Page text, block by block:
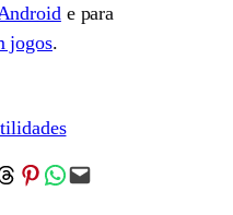
e para
jogos.
Telegram
on Threads
Share on Pinterest
Share on WhatsApp
Email this Page